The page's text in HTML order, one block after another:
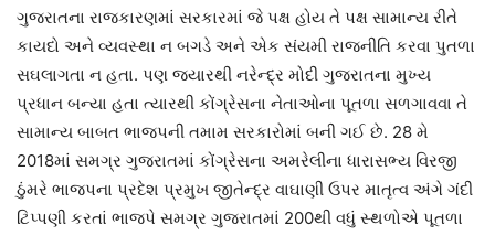
ગુજરાતના રાજકારણમાં સરકારમાં જે પક્ષ હોય તે પક્ષ સામાન્ય રીતે
કાયદો અને વ્યવસ્થા ન બગડે અને એક સંયમી રાજનીતિ કરવા પુતળા
સઘલાગતા ન હતા. પણ જ્યારથી નરેન્દ્ર મોદી ગુજરાતના મુખ્ય
પ્રધાન બન્યા હતા ત્યારથી કોંગ્રેસના નેતાઓના પૂતળા સળગાવવા તે
સામાન્ય બાબત ભાજપની તમામ સરકારોમાં બની ગઈ છે. 28 મે
2018માં સમગ્ર ગુજરાતમાં કોંગ્રેસના અમરેલીના ધારાસભ્ય વિરજી
ઠુંમરે ભાજપના પ્રદેશ પ્રમુખ જીતેન્દ્ર વાઘાણી ઉપર માતૃત્વ અંગે ગંદી
ટિપ્પણી કરતાં ભાજપે સમગ્ર ગુજરાતમાં 200થી વધું સ્થળોએ પૂતળા